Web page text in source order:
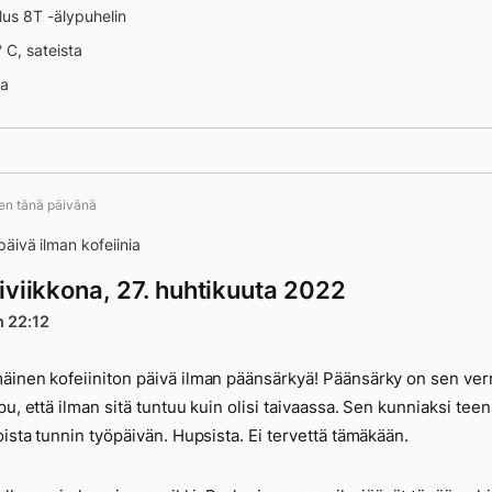
8T -älypuhelin
C, sateista
tänä päivänä
ilman kofeiinia
27. huhtikuuta 2022
22:12
kofeiiniton päivä ilman päänsärkyä! Päänsärky on sen
että ilman sitä tuntuu kuin olisi taivaassa. Sen kunniaksi teen
tunnin työpäivän. Hupsista. Ei tervettä tämäkään.
perjantai